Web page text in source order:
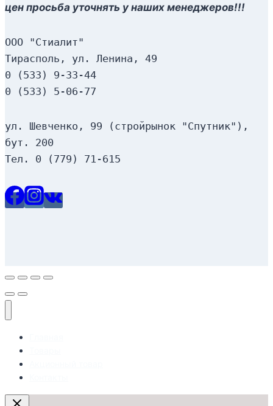
цен просьба уточнять у наших менеджеров!!!
ООО "Стиалит"
Тирасполь, ул. Ленина, 49
0 (533) 9-33-44
0 (533) 5-06-77
ул. Шевченко, 99 (стройрынок "Спутник"),
бут. 200
Тел. 0 (779) 71-615